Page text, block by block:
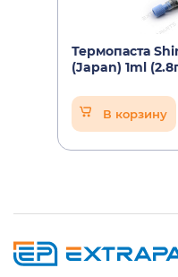
Термопаста
(Japan) 1ml
В корзину